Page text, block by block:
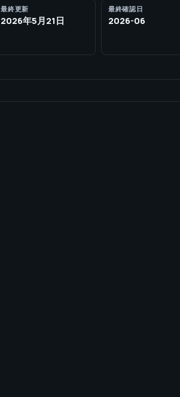
最終更新
2026年5月21日
最終確認日
2026-06